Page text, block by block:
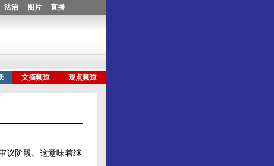
议阶段。这意味着继